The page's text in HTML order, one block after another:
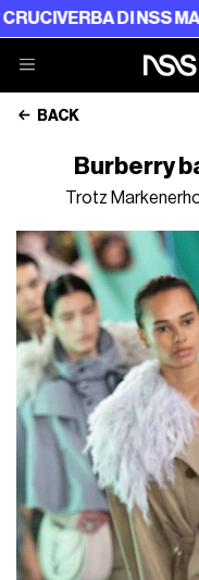
DI NSS MAGAZINE
BACK
Burberry
Trotz